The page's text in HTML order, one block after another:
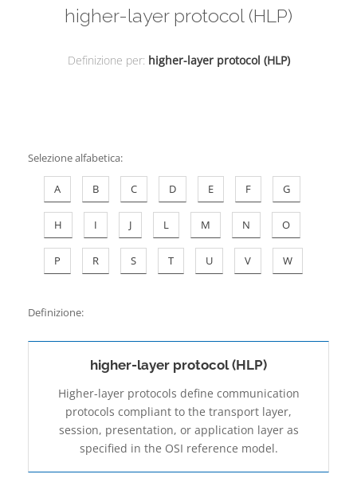
Prodottihigher-layer protocol (HLP)
Definizione per: higher-layer protocol (HLP)
Selezione alfabetica:
A B C D E F G
H I J L M N O
P R S T U V W
Definizione:
higher-layer protocol (HLP)
Higher-layer protocols define communication
protocols compliant to the transport layer,
session, presentation, or application layer as
specified in the OSI reference model.